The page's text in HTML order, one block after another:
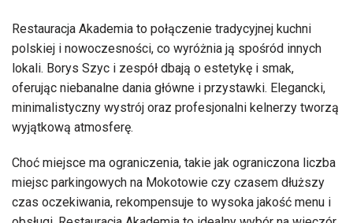
Restauracja Akademia to połączenie tradycyjnej kuchni
polskiej i nowoczesności, co wyróżnia ją spośród innych
lokali. Borys Szyc i zespół dbają o estetykę i smak,
oferując niebanalne dania główne i przystawki. Elegancki,
minimalistyczny wystrój oraz profesjonalni kelnerzy tworzą
wyjątkową atmosferę.
Choć miejsce ma ograniczenia, takie jak ograniczona liczba
miejsc parkingowych na Mokotowie czy czasem dłuższy
czas oczekiwania, rekompensuje to wysoka jakość menu i